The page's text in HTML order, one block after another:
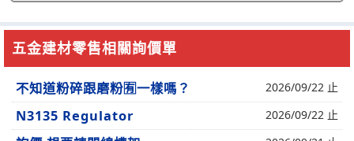
五金建材零售相關詢價單
不知道粉碎跟磨粉🈶一樣嗎？ 2026/09/22 止
N3135 Regulator 2026/09/22 止